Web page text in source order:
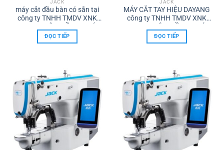
JACK
máy cắt đầu bàn có sẵn tại
công ty TNHH TMDV XNK
BIÊN HOÀ
ĐỌC TIẾP
JACK
MÁY CẮT TAY HIỆU DAYANG
công ty TNHH TMDV XNK
ĐỌC TIẾP